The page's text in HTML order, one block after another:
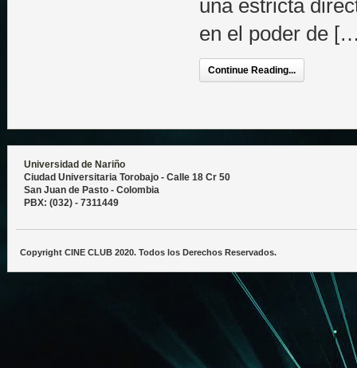
una estricta
en el poder de
Continue Reading...
Universidad de Nariño
Ciudad Universitaria Torobajo - Calle 18 Cr 50
San Juan de Pasto - Colombia
PBX: (032) - 7311449
Copyright CINE CLUB 2020. Todos los Derechos Reservados.